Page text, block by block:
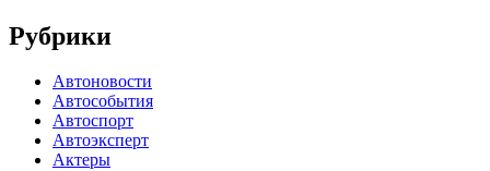
Рубрики
Автоновости
Автособытия
Автоспорт
Автоэксперт
Актеры